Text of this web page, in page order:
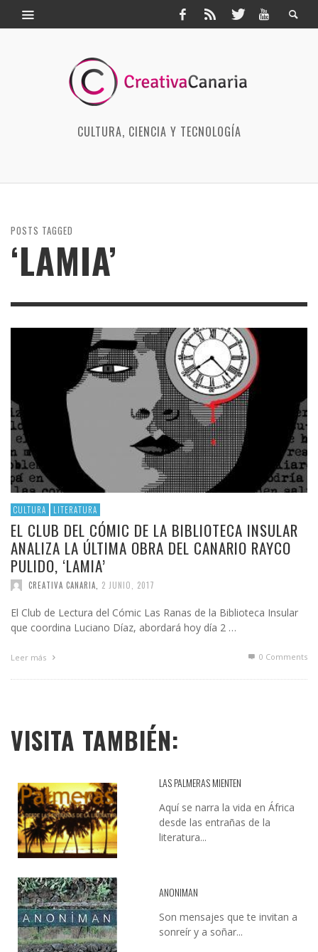
CULTURA, CIENCIA Y TECNOLOGÍA
POSTS TAGGED
‘LAMIA’
CULTURA LITERATURA
EL CLUB DEL CÓMIC DE LA BIBLIOTECA INSULAR
ANALIZA LA ÚLTIMA OBRA DEL CANARIO RAYCO
PULIDO, ‘LAMIA’
CREATIVA CANARIA 2 JUNIO, 2017
El Club de Lectura del Cómic Las Ranas de la Biblioteca Insular
que coordina Luciano Díaz, abordará hoy día 2 …
Leer más 0 Comments
VISITA TAMBIÉN:
LAS PALMERAS MIENTEN
Aquí se narra la vida en África
desde las entrañas de la
literatura...
ANONIMAN
Son mensajes que te invitan a
sonreír y a soñar...